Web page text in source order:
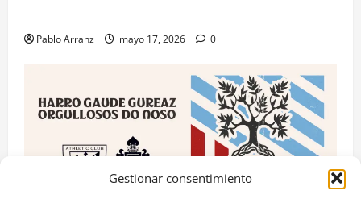
Gestionar consentimiento
Pablo Arranz mayo 17, 2026 0